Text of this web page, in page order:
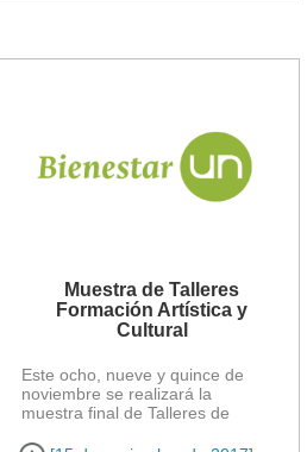
Muestra de Talleres
Formación Artística y
Cultural
Este ocho, nueve y quince de
noviembre se realizará la
muestra final de Talleres de